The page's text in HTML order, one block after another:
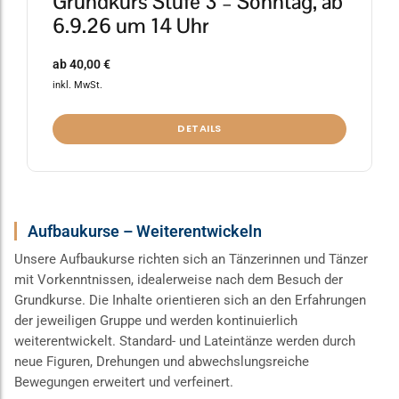
6.9.26 um 14 Uhr
ab40,00€
inkl. MwSt.
DETAILS
Aufbaukurse – Weiterentwickeln
Unsere Aufbaukurse richten sich an Tänzerinnen und Tänzer
mit Vorkenntnissen, idealerweise nach dem Besuch der
Grundkurse. Die Inhalte orientieren sich an den Erfahrungen
der jeweiligen Gruppe und werden kontinuierlich
weiterentwickelt. Standard- und Lateintänze werden durch
neue Figuren, Drehungen und abwechslungsreiche
Bewegungen erweitert und verfeinert.